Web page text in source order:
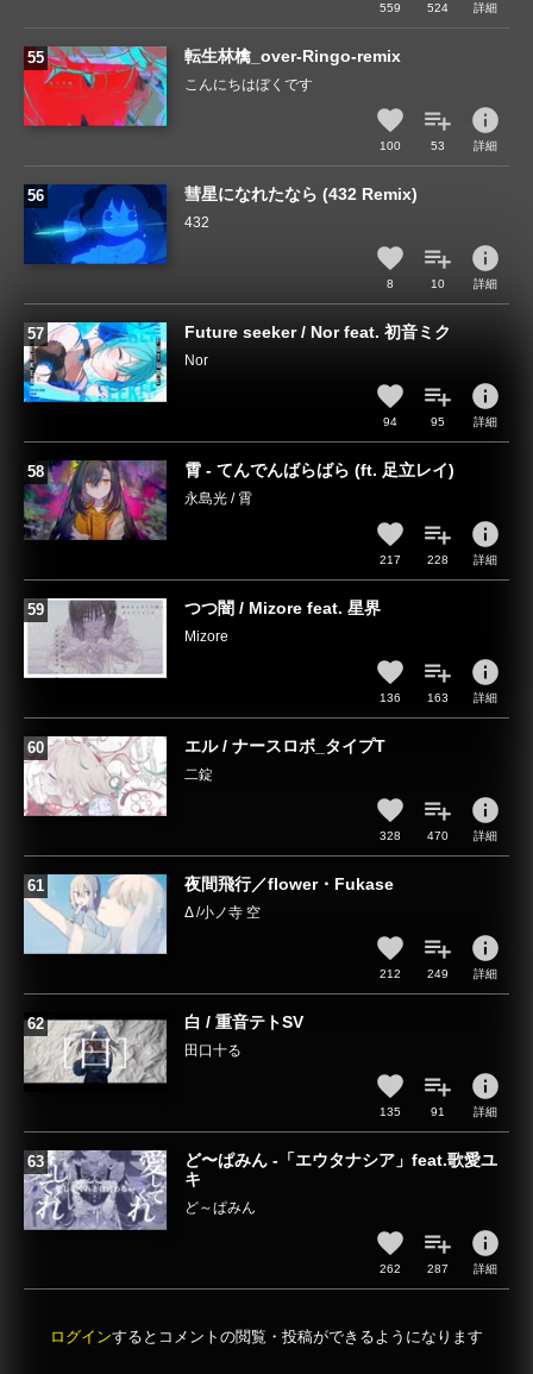
559 524 詳細
転生林檎_over-Ringo-remix
こんにちはぼくです
100 53
info
詳細
彗星になれたなら (432 Remix)
432
8 10
info
詳細
Future seeker / Nor feat. 初音ミク
Nor
94 95
info
詳細
霄 - てんでんばらばら (ft. 足立レイ)
永島光 / 霄
217 228
info
詳細
つつ闇 / Mizore feat. 星界
Mizore
136 163
info
詳細
エル / ナースロボ_タイプT
二錠
328 470
info
詳細
夜間飛行／flower・Fukase
Δ /小ノ寺 空
212 249
info
詳細
白 / 重音テトSV
田口十る
135 91
info
詳細
ど〜ぱみん -「エウタナシア」feat.歌愛ユ
キ
ど～ぱみん
262 287
info
詳細
ログインするとコメントの閲覧・投稿ができるようになります